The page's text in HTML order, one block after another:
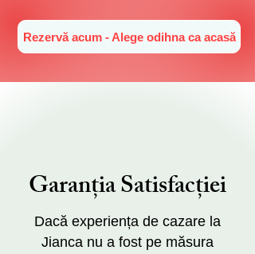
Rezervă acum - Alege odihna ca acasă
Garanția Satisfacției
Dacă experiența de cazare la
Jianca nu a fost pe măsura